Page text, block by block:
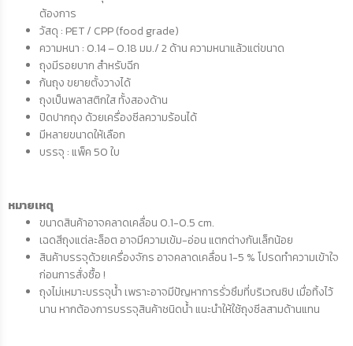
ต้องการ
วัสดุ : PET / CPP (food grade)
ความหนา : 0.14 – 0.18 มม./ 2 ด้าน ความหนาแล้วแต่ขนาด
ถุงมีรอยบาก สำหรับฉีก
ก้นถุง ขยายตั้งวางได้
ถุงเป็นพลาสติกใส ทั้งสองด้าน
ปิดปากถุง ด้วยเครื่องซีลความร้อนได้
มีหลายขนาดให้เลือก
บรรจุ : แพ็ค 50 ใบ
หมายเหตุ
ขนาดสินค้าอาจคลาดเคลื่อน 0.1-0.5 cm.
เฉดสีถุงแต่ละล็อต อาจมีความเข้ม-อ่อน แตกต่างกันเล็กน้อย
สินค้าบรรจุด้วยเครื่องจักร อาจคลาดเคลื่อน 1-5 % โปรดทำความเข้าใจ
ก่อนการสั่งซื้อ !
ถุงไม่เหมาะบรรจุน้ำ เพราะอาจมีปัญหาการรั่วซึมที่บริเวณซิป เมื่อทิ้งไว้
นาน หากต้องการบรรจุสินค้าชนิดน้ำ แนะนำให้ใช้ถุงซีลสามด้านแทน